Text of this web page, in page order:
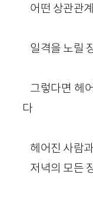
어떤 상관관
일격을 노릴
그렇다면 헤
다
헤어진 사람
저녁의 모든